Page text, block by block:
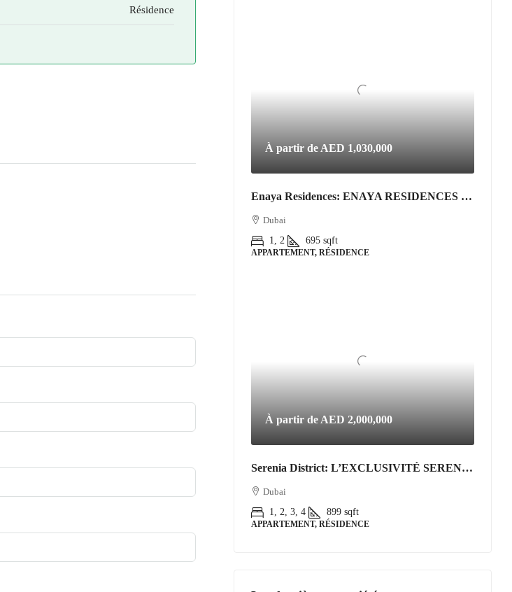
Résidence
À partir de AED 1,030,000
Enaya Residences: ENAYA RESIDENCES • JVT DISTRICT 3
Dubai
1, 2
695 sqft
APPARTEMENT, RÉSIDENCE
À partir de AED 2,000,000
Serenia District: L’EXCLUSIVITÉ SERENIA DISTRICT | L’Art de Vivre Resort au Cœur de Jumeirah Islands
Dubai
1, 2, 3, 4
899 sqft
APPARTEMENT, RÉSIDENCE